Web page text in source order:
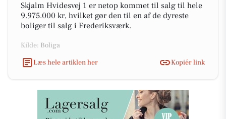
Skjalm Hvidesvej 1 er netop kommet til salg til hele
9.975.000 kr, hvilket gør den til en af de dyreste
boliger til salg i Frederiksværk.
Kilde: Boliga
Læs hele artiklen her
Kopiér link